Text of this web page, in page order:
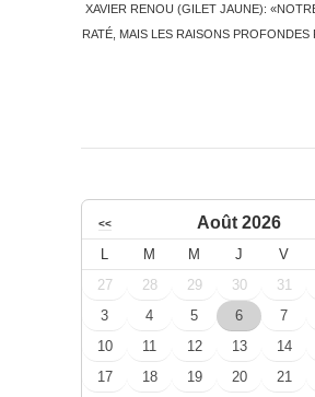
XAVIER RENOU (GILET JAUNE):
RATÉ, MAIS LES RAISONS PROFONDES
<< Août 2026
M M J V
27
28 29 30 31
3
4 5 6 7
10
11 12 13 14
17
18 19 20 21